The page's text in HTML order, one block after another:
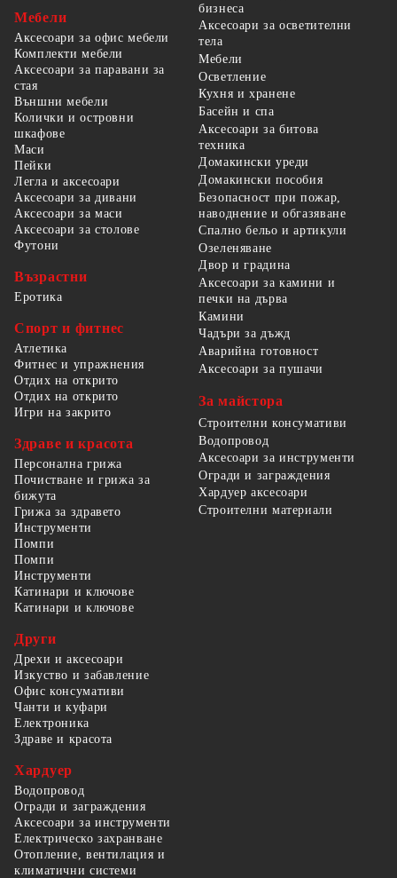
Мебели
Аксесоари за офис мебели
Комплекти мебели
Аксесоари за паравани за
стая
Външни мебели
Колички и островни
шкафове
Маси
Пейки
Легла и аксесоари
Аксесоари за дивани
Аксесоари за маси
Аксесоари за столове
Футони
Възрастни
Еротика
Спорт и фитнес
Атлетика
Фитнес и упражнения
Отдих на открито
Отдих на открито
Игри на закрито
Здраве и красота
Персонална грижа
Почистване и грижа за
бижута
Грижа за здравето
бизнеса
Аксесоари за осветителни
тела
Мебели
Осветление
Кухня и хранене
Басейн и спа
Аксесоари за битова
техника
Домакински уреди
Домакински пособия
Безопасност при пожар,
наводнение и обгазяване
Спално бельо и артикули
Озеленяване
Двор и градина
Аксесоари за камини и
печки на дърва
Камини
Чадъри за дъжд
Аварийна готовност
Аксесоари за пушачи
За майстора
Строителни консумативи
Водопровод
Аксесоари за инструменти
Огради и заграждения
Хардуер аксесоари
Строителни материали
Инструменти
Помпи
Помпи
Инструменти
Катинари и ключове
Катинари и ключове
Други
Дрехи и аксесоари
Изкуство и забавление
Офис консумативи
Чанти и куфари
Електроника
Здраве и красота
Хардуер
Водопровод
Огради и заграждения
Аксесоари за инструменти
Електрическо захранване
Отопление, вентилация и
климатични системи